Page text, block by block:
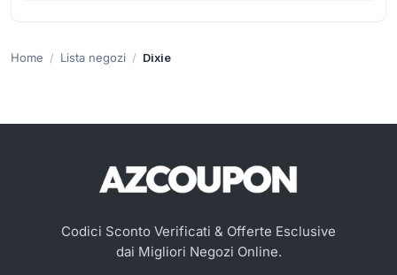
Home Lista negozi Dixie
Codici Sconto Verificati & Offerte Esclusive
dai Migliori Negozi Online.